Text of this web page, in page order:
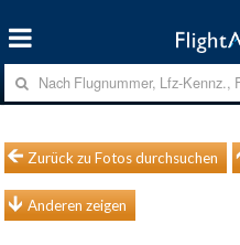
Zurück zu Fotos durchsuchen
Anderen zeigen